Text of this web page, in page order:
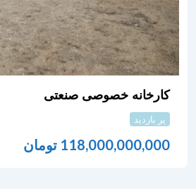
کارخانه خصوصی صنعتی
پر بازدید
118,000,000,000 تومان